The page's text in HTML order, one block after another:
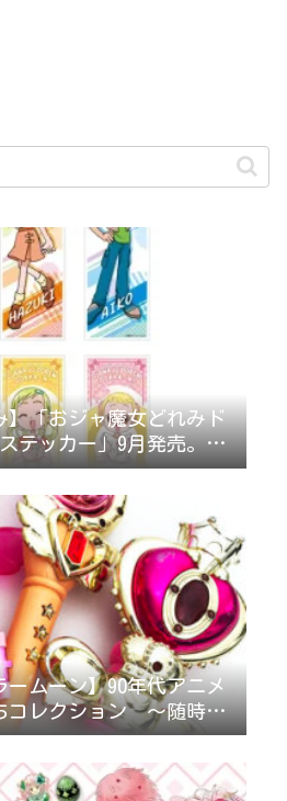
】「おジャ魔女どれみド
テッカー」9月発売。ス
ームーン】90年代アニメ
コレクション ～随時更